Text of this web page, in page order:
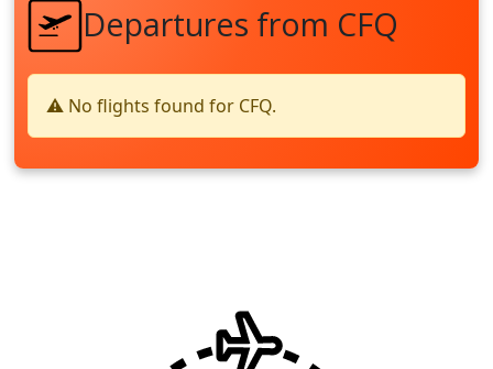
Departures from CFQ
⚠️ No flights found for CFQ.